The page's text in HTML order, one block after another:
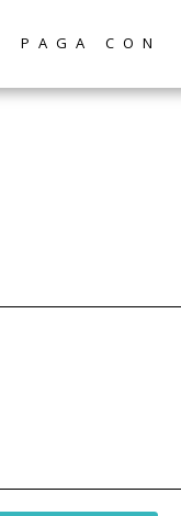
PAGA CON